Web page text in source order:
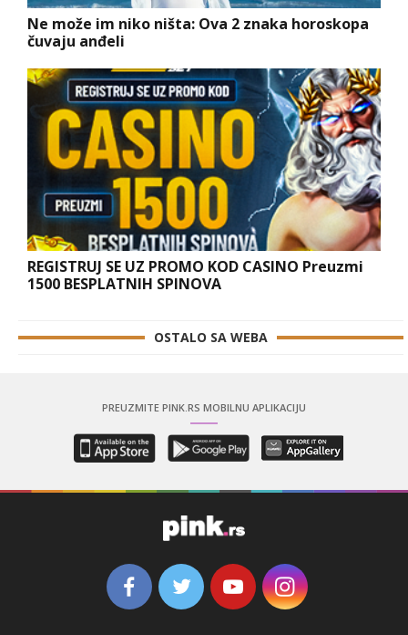
Ne može im niko ništa: Ova 2 znaka horoskopa
čuvaju anđeli
REGISTRUJ SE UZ PROMO KOD CASINO Preuzmi
1500 BESPLATNIH SPINOVA
OSTALO SA WEBA
PREUZMITE PINK.RS MOBILNU APLIKACIJU